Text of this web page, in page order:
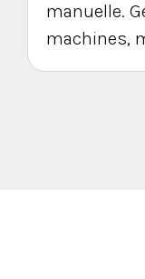
manuelle.
machines,